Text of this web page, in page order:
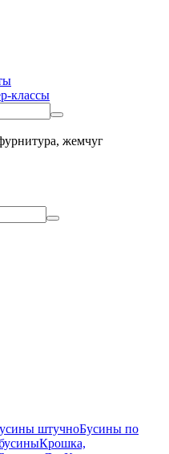
классы
жемчуг
штучноБусины по
Крошка,